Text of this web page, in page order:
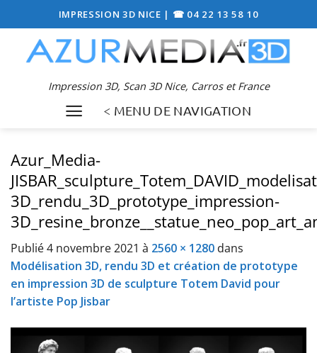
au
contenu
IMPRESSION 3D NICE | ☎ 04 22 13 58 10
Impression 3D, Scan 3D Nice, Carros et France
< MENU DE NAVIGATION
Azur_Media-
3D_rendu_3D_prototype_impression-
Publié4 novembre 2021 à 2560 × 1280 dans
Modélisation 3D, rendu 3D et création de prototype
en impression 3D de sculpture Totem David pour
l’artiste Pop Jisbar